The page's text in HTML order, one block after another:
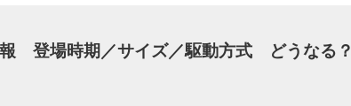
登場時期／サイズ／駆動方式 どうなる？